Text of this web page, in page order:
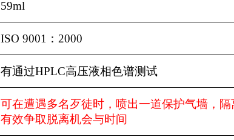
59ml
ISO 9001 ： 2000
有通过HPLC高压液相色谱测试
可在遭遇多名歹徒时，喷出一道保护气墙，隔
有效争取脱离机会与时间